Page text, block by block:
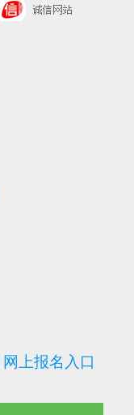
诚信网站
网上报名入口